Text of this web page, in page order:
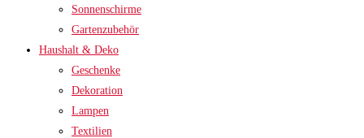
Sonnenschirme
Gartenzubehör
Haushalt & Deko
Geschenke
Dekoration
Lampen
Textilien